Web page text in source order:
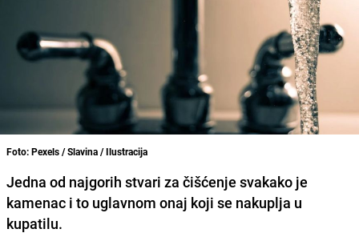
Foto: Pexels / Slavina / Ilustracija
Jedna od najgorih stvari za čišćenje svakako je
kamenac i to uglavnom onaj koji se nakuplja u
kupatilu.